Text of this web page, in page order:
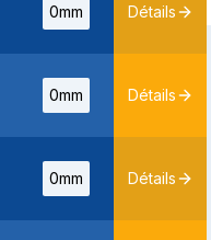
0mm Détails
0mm Détails
0mm Détails